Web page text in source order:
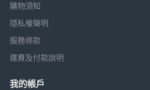
購物須知
隱私權聲明
服務條款
運費及付款說明
我的帳戶